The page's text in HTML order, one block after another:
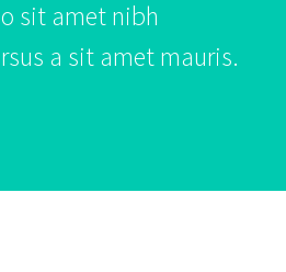
sit amet nibh
a sit amet mauris.